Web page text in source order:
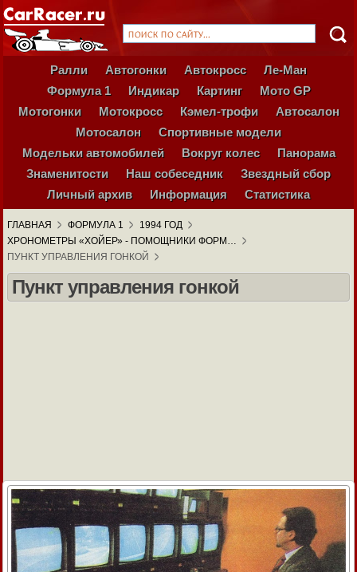
Ралли Автогонки Автокросс
Ле-Ман
Формула 1
Индикар Картинг
Мото GP
Мотогонки
Мотокросс Кэмел-трофи
Автосалон
Мотосалон
Спортивные модели
Модельки автомобилей
Вокруг колес
Панорама
Знаменитости
Наш собеседник
Звездный сбор
Личный архив
Информация Статистика
ГЛАВНАЯ ФОРМУЛА 1
1994 ГОД
ХРОНОМЕТРЫ «ХОЙЕР» - ПОМОЩНИКИ ФОРМ…
ПУНКТ УПРАВЛЕНИЯ ГОНКОЙ
Пункт управления гонкой